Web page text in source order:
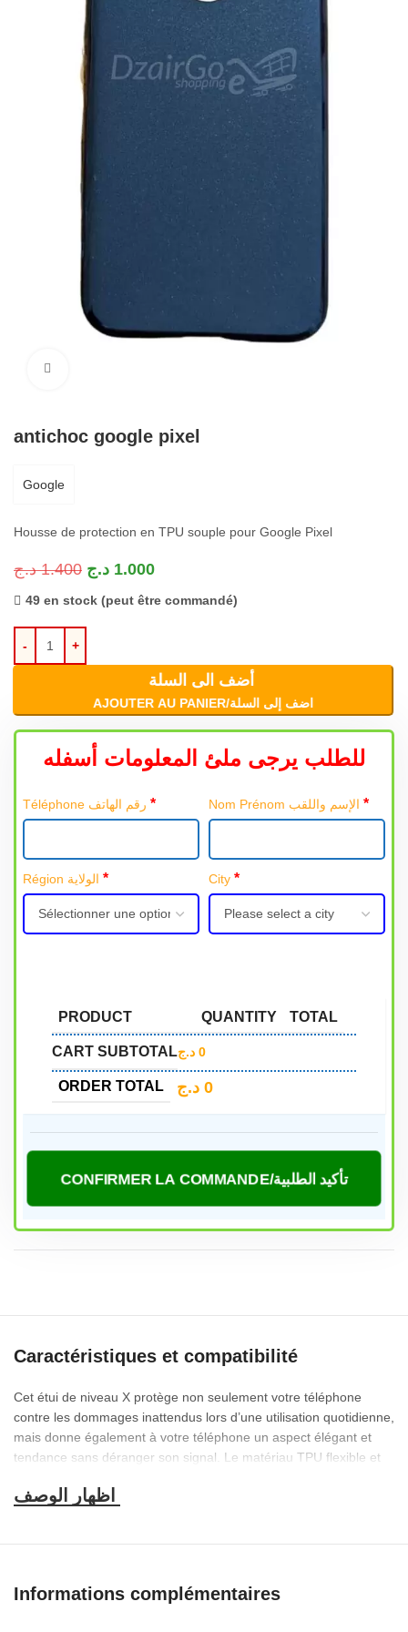
antichoc google pixel
Google
Housse de protection en TPU souple pour Google Pixel
1.400 د.ج 1.000 د.ج
49 en stock (peut être commandé)
أضف الى السلة
AJOUTER AU PANIER/اضف إلى السلة
للطلب يرجى ملئ المعلومات أسفله
Téléphone رقم الهاتف* *
Région الولاية* City *
PRODUCT QUANTITY TOTAL
CART SUBTOTAL 0 د.ج
ORDER TOTAL 0 د.ج
CONFIRMER LA COMMANDE/تأكيد الطلبية
Caractéristiques et compatibilité
Cet étui de niveau X protège non seulement votre téléphone
contre les dommages inattendus lors d’une utilisation quotidienne,
mais donne également à votre téléphone un aspect élégant et
tendance sans déranger son signal. Le matériau TPU flexible et
surface caoutchoutée mate délicate est lisse et résiste également
Matériau TPU de haute qualité
Informations complémentaires